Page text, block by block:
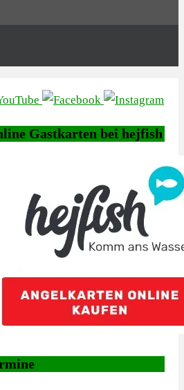
Gastkarten bei hejfish